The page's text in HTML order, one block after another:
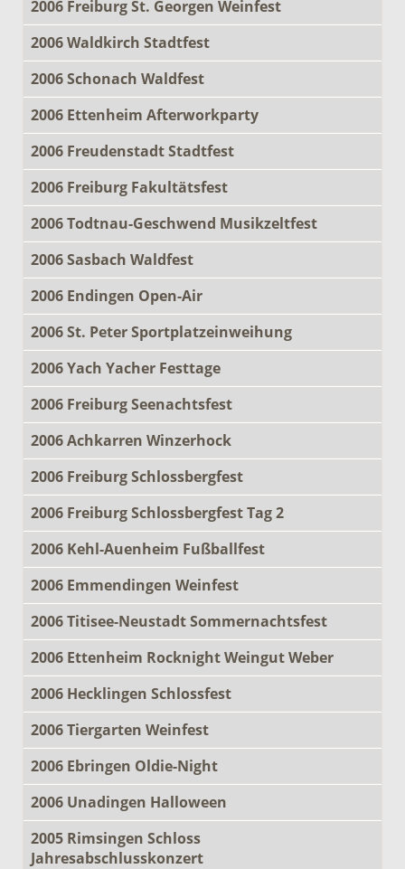
2006 Freiburg St. Georgen Weinfest
2006 Waldkirch Stadtfest
2006 Schonach Waldfest
2006 Ettenheim Afterworkparty
2006 Freudenstadt Stadtfest
2006 Freiburg Fakultätsfest
2006 Todtnau-Geschwend Musikzeltfest
2006 Sasbach Waldfest
2006 Endingen Open-Air
2006 St. Peter Sportplatzeinweihung
2006 Yach Yacher Festtage
2006 Freiburg Seenachtsfest
2006 Achkarren Winzerhock
2006 Freiburg Schlossbergfest
2006 Freiburg Schlossbergfest Tag 2
2006 Kehl-Auenheim Fußballfest
2006 Emmendingen Weinfest
2006 Titisee-Neustadt Sommernachtsfest
2006 Ettenheim Rocknight Weingut Weber
2006 Hecklingen Schlossfest
2006 Tiergarten Weinfest
2006 Ebringen Oldie-Night
2006 Unadingen Halloween
2005 Rimsingen Schloss
Jahresabschlusskonzert